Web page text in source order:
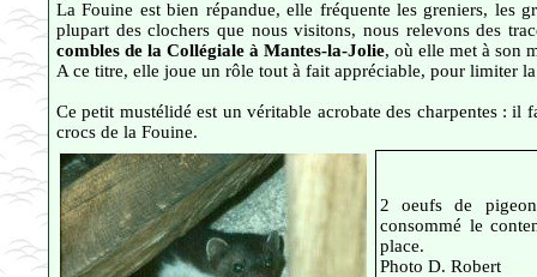
La Fouine est bien répandue, elle fréquente les greniers, les
plupart des clochers que nous visitons, nous relevons des
combles de la Collégiale à Mantes-la-Jolie, où elle met à son
A ce titre, elle joue un rôle tout à fait appréciable, pour limiter
Ce petit mustélidé est un véritable acrobate des charpentes :
crocs de la Fouine.
2 oeufs de
consommé le
place.
Photo D. Robert